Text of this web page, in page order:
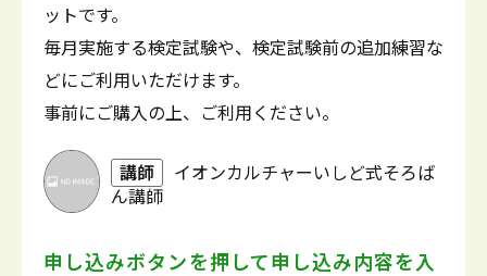
ットです。
毎月実施する検定試験や、検定試験前の追加練習な
どにご利用いただけます。
事前にご購入の上、ご利用ください。
講師
イオンカルチャーいしど式そろば
ん講師
申し込みボタンを押して申し込み内容を入